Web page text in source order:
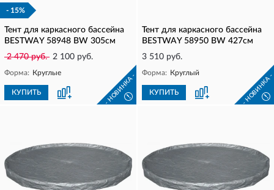
- 15%
Тент для каркасного бассейна
BESTWAY 58948 BW 305см
2 470 руб. 2 100 руб.
Форма: Круглые
КУПИТЬ - НОВИНКА -
!
Тент для каркасного бассейна
BESTWAY 58950 BW 427см
3 510 руб.
Форма: Круглый
КУПИТЬ - НОВИНКА -
!